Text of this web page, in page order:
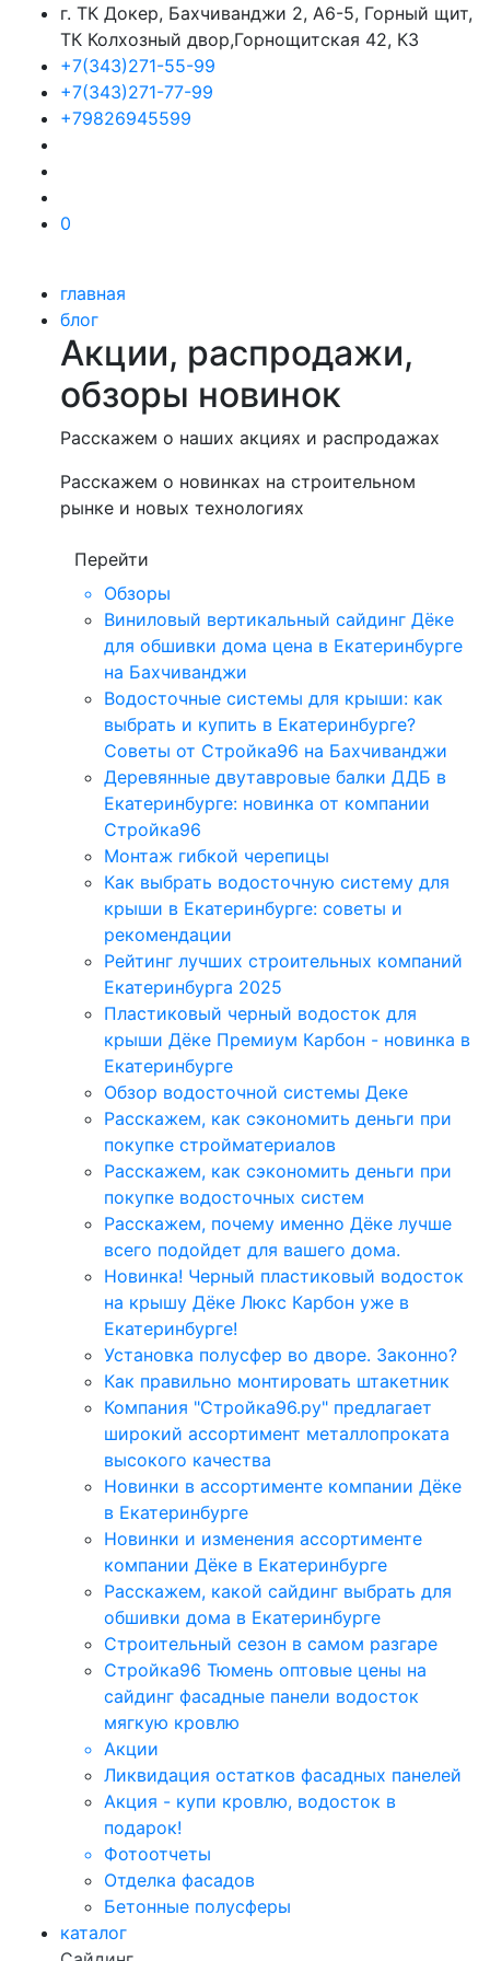
г. ТК Докер, Бахчиванджи 2, А6-5, Горный щит,
ТК Колхозный двор,Горнощитская 42, К3
+7(343)271-55-99
+7(343)271-77-99
+79826945599
0
главная
блог
Акции, распродажи,
обзоры новинок
Расскажем о наших акциях и распродажах
Расскажем о новинках на строительном
рынке и новых технологиях
Перейти
Обзоры
Виниловый вертикальный сайдинг Дёке
для обшивки дома цена в Екатеринбурге
на Бахчиванджи
Водосточные системы для крыши: как
выбрать и купить в Екатеринбурге?
Советы от Стройка96 на Бахчиванджи
Деревянные двутавровые балки ДДБ в
Екатеринбурге: новинка от компании
Стройка96
Монтаж гибкой черепицы
Как выбрать водосточную систему для
крыши в Екатеринбурге: советы и
рекомендации
Рейтинг лучших строительных компаний
Екатеринбурга 2025
Пластиковый черный водосток для
крыши Дёке Премиум Карбон - новинка в
Екатеринбурге
Обзор водосточной системы Деке
Расскажем, как сэкономить деньги при
покупке стройматериалов
Расскажем, как сэкономить деньги при
покупке водосточных систем
Расскажем, почему именно Дёке лучше
всего подойдет для вашего дома.
Новинка! Черный пластиковый водосток
на крышу Дёке Люкс Карбон уже в
Екатеринбурге!
Установка полусфер во дворе. Законно?
Как правильно монтировать штакетник
Компания "Стройка96.ру" предлагает
широкий ассортимент металлопроката
высокого качества
Новинки в ассортименте компании Дёке
в Екатеринбурге
Новинки и изменения ассортименте
компании Дёке в Екатеринбурге
Расскажем, какой сайдинг выбрать для
обшивки дома в Екатеринбурге
Строительный сезон в самом разгаре
Стройка96 Тюмень оптовые цены на
сайдинг фасадные панели водосток
мягкую кровлю
Акции
Ликвидация остатков фасадных панелей
Акция - купи кровлю, водосток в
подарок!
Фотоотчеты
Отделка фасадов
Бетонные полусферы
каталог